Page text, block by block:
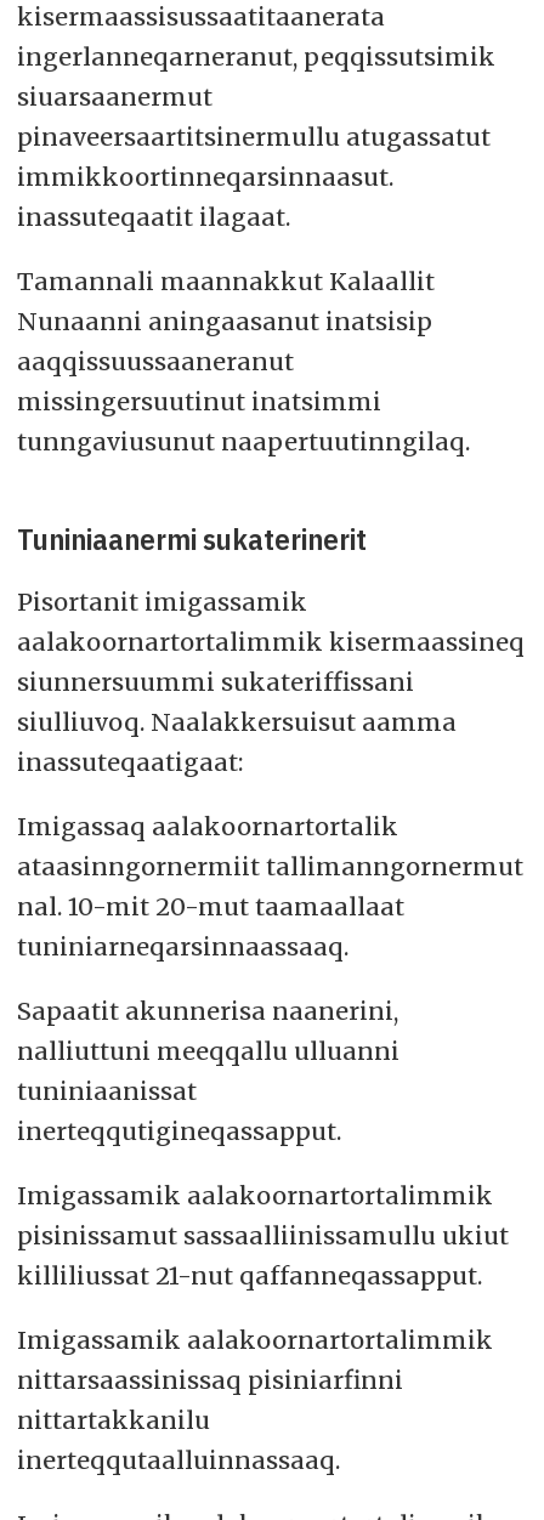
kisermaassisussaatitaanerata
ingerlanneqarneranut, peqqissutsimik
siuarsaanermut
pinaveersaartitsinermullu atugassatut
immikkoortinneqarsinnaasut.
inassuteqaatit ilagaat.
Tamannali maannakkut Kalaallit
Nunaanni aningaasanut inatsisip
aaqqissuussaaneranut
missingersuutinut inatsimmi
tunngaviusunut naapertuutinngilaq.
Tuniniaanermi sukaterinerit
Pisortanit imigassamik
aalakoornartortalimmik kisermaassineq
siunnersuummi sukateriffissani
siulliuvoq. Naalakkersuisut aamma
inassuteqaatigaat:
Imigassaq aalakoornartortalik
ataasinngornermiit tallimanngornermut
nal. 10-mit 20-mut taamaallaat
tuniniarneqarsinnaassaaq.
Sapaatit akunnerisa naanerini,
nalliuttuni meeqqallu ulluanni
tuniniaanissat
inerteqqutigineqassapput.
Imigassamik aalakoornartortalimmik
pisinissamut sassaalliinissamullu ukiut
killiliussat 21-nut qaffanneqassapput.
Imigassamik aalakoornartortalimmik
nittarsaassinissaq pisiniarfinni
nittartakkanilu
inerteqqutaalluinnassaaq.